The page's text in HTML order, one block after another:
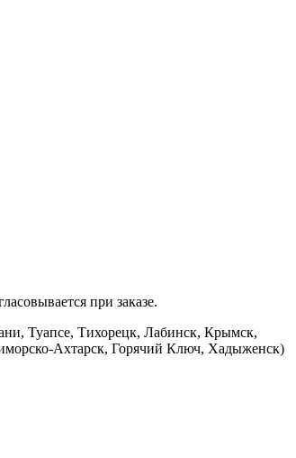
при заказе.
Туапсе, Тихорецк, Лабинск, Крымск,
Ахтарск, Горячий Ключ, Хадыженск)